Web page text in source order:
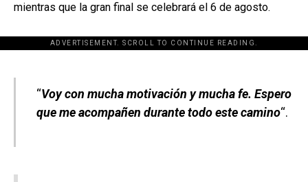
mientras que la gran final se celebrará el 6 de agosto.
ADVERTISEMENT. SCROLL TO CONTINUE READING.
[adsforwp id="243463"]
“Voy con mucha motivación y mucha fe. Espero
que me acompañen durante todo este camino“.